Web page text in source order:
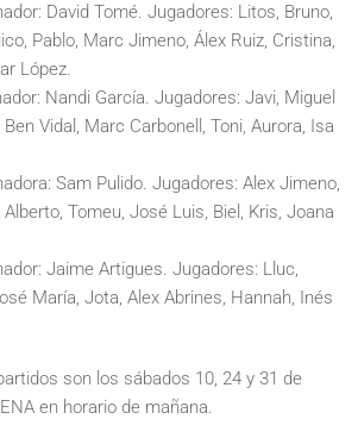
David Tomé. Jugadores: Litos, Bruno,
Pablo, Marc Jimeno, Álex Ruiz, Cristina,
López.
Nandi García. Jugadores: Javi, Miguel
Vidal, Marc Carbonell, Toni, Aurora, Isa
Sam Pulido. Jugadores: Alex Jimeno,
Tomeu, José Luis, Biel, Kris, Joana
Jaime Artigues. Jugadores: Lluc,
María, Jota, Alex Abrines, Hannah, Inés
son los sábados 10, 24 y 31 de
en horario de mañana.